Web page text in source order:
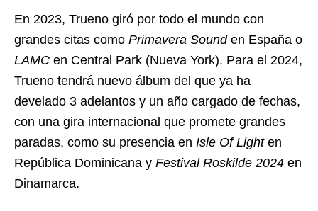
En 2023, Trueno giró por todo el mundo con
grandes citas como Primavera Sounden España o
LAMC en Central Park (Nueva York). Para el 2024,
Trueno tendrá nuevo álbum del que ya ha
develado 3 adelantos y un año cargado de fechas,
con una gira internacional que promete grandes
paradas, como su presencia en Isle Of Light en
República Dominicana y Festival Roskilde 2024 en
Dinamarca.